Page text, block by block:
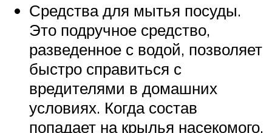
Средства для мытья посуды.
Это подручное средство,
разведенное с водой, позволяет
быстро справиться с
вредителями в домашних
условиях. Когда состав
попадает на крылья насекомого,